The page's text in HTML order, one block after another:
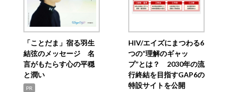
「ことだま」宿る羽生
結弦のメッセージ 名
言がもたらす心の平穏
と潤い
PR
HIV/エイズにまつわる6
つの“理解のギャッ
プ”とは？ 2030年の流
行終結を目指すGAP6の
特設サイトを公開